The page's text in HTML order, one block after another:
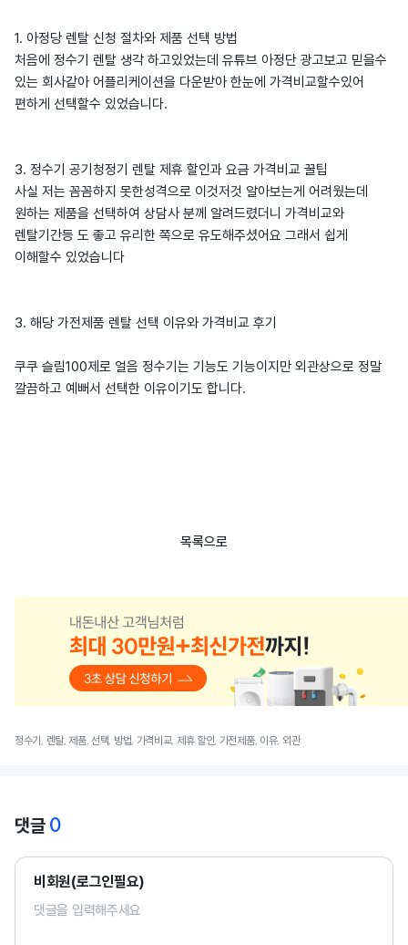
1. 아정당 렌탈 신청 절차와 제품 선택 방법
처음에 정수기 렌탈 생각 하고있었는데 유튜브 아정단 광고보고 믿을수
있는 회사같아 어플리케이션을 다운받아 한눈에 가격비교할수있어
편하게 선택할수 있었습니다.
3. 정수기 공기청정기 렌탈 제휴 할인과 요금 가격비교 꿀팁
사실 저는 꼼꼼하지 못한성격으로 이것저것 알아보는게 어려웠는데
원하는 제품을 선택하여 상담사 분께 알려드렸더니 가격비교와
렌탈기간등 도 좋고 유리한 쪽으로 유도해주셨어요 그래서 쉽게
이해할수 있었습니다
3. 해당 가전제품 렌탈 선택 이유와 가격비교 후기
쿠쿠 슬림100제로 얼음 정수기는 기능도 기능이지만 외관상으로 정말
깔끔하고 예뻐서 선택한 이유이기도 합니다.
목록으로
정수기, 렌탈, 제품, 선택, 방법, 가격비교, 제휴 할인, 가전제품, 이유, 외관
댓글 0
비회원(로그인필요)